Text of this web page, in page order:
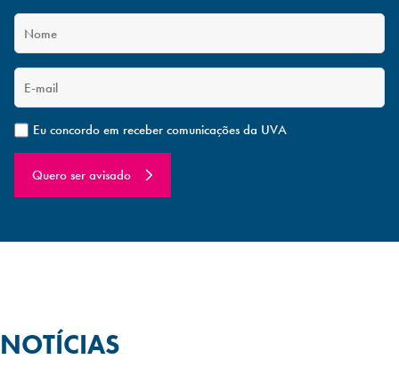
Eu concordo em receber comunicações da UVA
Quero ser avisado
NOTÍCIAS